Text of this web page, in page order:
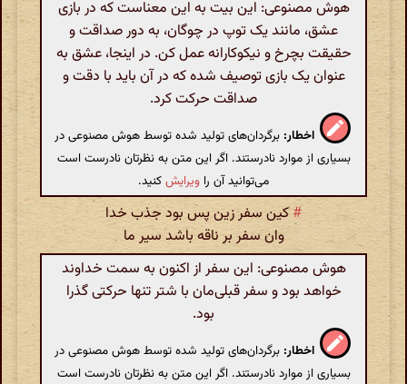
هوش مصنوعی: این بیت به این معناست که در بازی
عشق، مانند یک توپ در چوگان، به دور صداقت و
حقیقت بچرخ و نیکوکارانه عمل کن. در اینجا، عشق به
عنوان یک بازی توصیف شده که در آن باید با دقت و
صداقت حرکت کرد.
اخطار: برگردان‌های تولید شده توسط هوش مصنوعی در
بسیاری از موارد نادرستند. اگر این متن به نظرتان نادرست است
می‌توانید آن را ویرایشکنید.
#کین سفر زین پس بود جذب خدا
وان سفر بر ناقه باشد سیر ما
هوش مصنوعی: این سفر از اکنون به سمت خداوند
خواهد بود و سفر قبلی‌مان با شتر تنها حرکتی گذرا
بود.
اخطار: برگردان‌های تولید شده توسط هوش مصنوعی در
بسیاری از موارد نادرستند. اگر این متن به نظرتان نادرست است